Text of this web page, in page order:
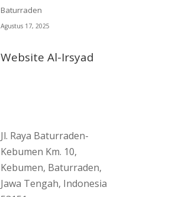
Baturraden
Agustus 17, 2025
Website Al-Irsyad
Jl. Raya Baturraden-
Kebumen Km. 10,
Kebumen, Baturraden,
Jawa Tengah, Indonesia